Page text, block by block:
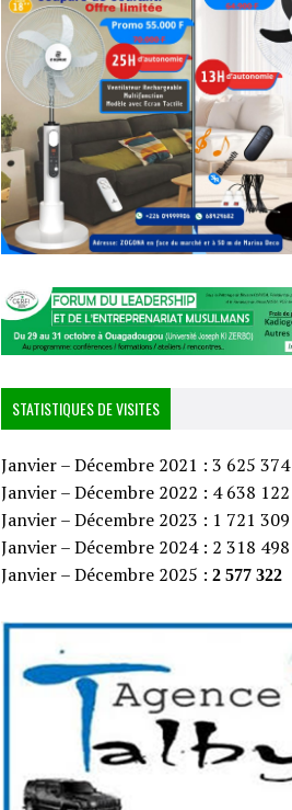
STATISTIQUES DE VISITES
Janvier – Décembre 2021 : 3 625 374
Janvier – Décembre 2022 : 4 638 122
Janvier – Décembre 2023 : 1 721 309
Janvier – Décembre 2024 : 2 318 498
Janvier – Décembre 2025 :2 577 322